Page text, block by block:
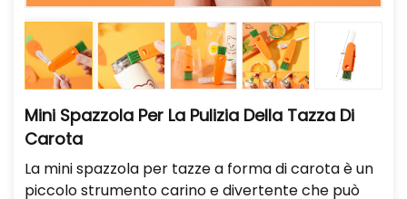
Mini Spazzola Per La Pulizia Della Tazza Di
Carota
La mini spazzola per tazze a forma di carota è un
piccolo strumento carino e divertente che può